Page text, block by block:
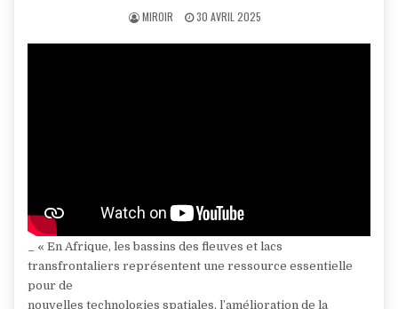
AUTHOR:
MIROIR
PUBLISHED
30 AVRIL 2025
_ « En Afrique, les bassins des fleuves et lacs
transfrontaliers représentent une ressource essentielle
pour de
nouvelles technologies spatiales, l’amélioration de la